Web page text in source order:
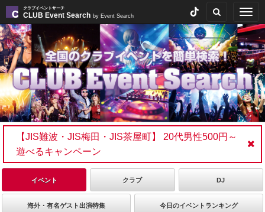
クラブイベントサーチ
CLUB Event Search by Event Search
【JIS難波・JIS梅田・JIS茶屋町】 20代男性500円～
遊べるキャンペーン
イベント クラブ DJ
海外・有名ゲスト出演特集 今日のイベントランキング